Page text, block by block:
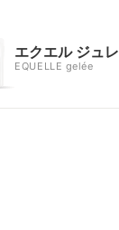
エクエル ジュレ
EQUELLE gelée